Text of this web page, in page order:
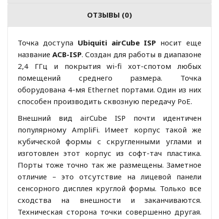
ОТЗЫВЫ (0)
Точка доступа Ubiquiti airCube ISP носит еще
названиеACB-ISP. Создан для работы в диапазоне
2,4 ГГц и покрытия wi-fi хот-спотом любых
помещений среднего размера. Точка
оборудована 4-мя Ethernet портами. Один из них
способен производить сквозную передачу PoE.
Внешний вид airCube ISP почти идентичен
популярному AmpliFi. Имеет корпус такой же
кубической формы с скругленными углами и
изготовлен этот корпус из софт-тач пластика.
Порты тоже точно так же размещены. Заметное
отличие – это отсутствие на лицевой панели
сенсорного дисплея круглой формы. Только все
сходства на внешности и заканчиваются.
Техническая сторона точки совершенно другая.